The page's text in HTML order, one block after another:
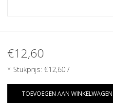
€12,60
* Stukprijs: €12,60 /
TOEVOEGEN AAN WINKELWAGEN